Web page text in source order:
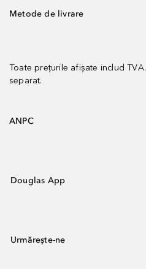
Metode de livrare
Toate prețurile afișate includ TVA.
separat.
ANPC
Douglas App
Urmărește-ne